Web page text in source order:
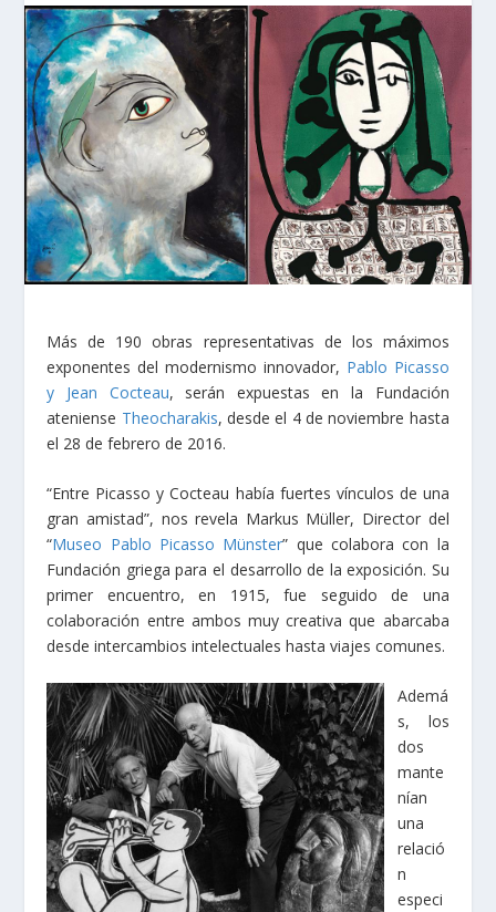
Más de 190 obras representativas de los máximos
exponentes del modernismo innovador, Pablo Picasso
y Jean Cocteau, serán expuestas en la Fundación
ateniense Theocharakis, desde el 4 de noviembre hasta
el 28 de febrero de 2016.
“Entre Picasso y Cocteau había fuertes vínculos de una
gran amistad”, nos revela Markus Müller, Director del
“Museo Pablo Picasso Münster” que colabora con la
Fundación griega para el desarrollo de la exposición. Su
primer encuentro, en 1915, fue seguido de una
colaboración entre ambos muy creativa que abarcaba
desde intercambios intelectuales hasta viajes comunes.
Ademá
s, los
dos
mante
nían
una
relació
n
especi